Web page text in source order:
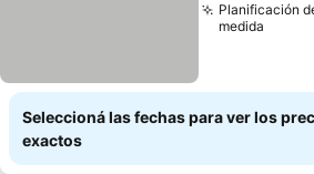
Planificación
medida
Seleccioná las fechas para ver los
exactos